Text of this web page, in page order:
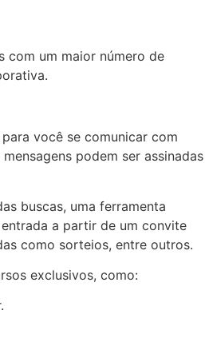
com um maior número de
você se comunicar com
podem ser assinadas
buscas, uma ferramenta
a partir de um convite
como sorteios, entre outros.
exclusivos, como: